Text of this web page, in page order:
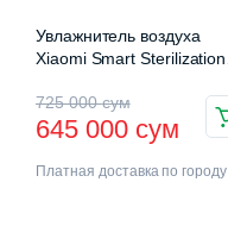
Увлажнитель воздуха
Xiaomi Smart Sterilization
725 000сум
645 000 сум
Платная доставка по городу